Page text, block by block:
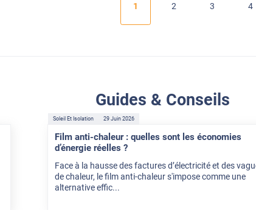
1 2 3 4
Guides & Conseils
Soleil Et Isolation 29 Juin 2026
Film anti-chaleur : quelles sont les économies
d’énergie réelles ?
Face à la hausse des factures d’électricité et des
de chaleur, le film anti-chaleur s'impose comme une
alternative effic...